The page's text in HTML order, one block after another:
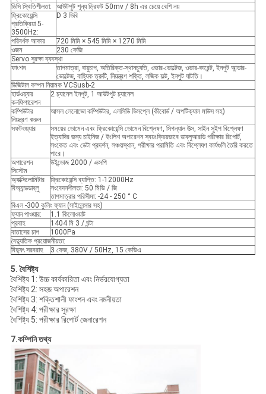
ডিসি স্থিতিশীলতা:
আউটপুট শূন্য ড্রিফট 50mv / 8h এর চেয়ে বেশি নয়
ফ্রিকোয়েন্সি
প্রতিক্রিয়া 5-
3500Hz:
D 3 ডিবি
পরিবর্ধক আকার
720 মিমি × 545 মিমি × 1270 মিমি
ওজন
230 কেজি
Servo সুরক্ষা ব্যবস্থা
ফাংশন
তাপমাত্রা, বায়ুচাপ, অতিরিক্ত-স্থানচ্যুতি, ওভার-ভোল্টেজ, ওভার-কারেন্ট, ইনপুট আন্ডার-
ভোল্টেজ, বাহ্যিক ত্রুটি, নিয়ন্ত্রণ শক্তি, লজিক ফল্ট, ইনপুট ঘাটতি।
ডিজিটাল কম্পন নিয়ামক VCSusb-2
হার্ডওয়্যার
কনফিগারেশন
2 চ্যানেল ইনপুট, 1 আউটপুট চ্যানেল
কম্পিউটার
নিয়ন্ত্রণ করুন
আসল লেনোভো কম্পিউটার, এলসিডি ডিসপ্লে (কীবোর্ড / অপটিক্যাল মাউস সহ)
সফটওয়্যার
সময়ের ডোমেন এবং ফ্রিকোয়েন্সি ডোমেন বিশ্লেষণ, সিগন্যাল উত্স, সাইন সুইপ বিশ্লেষণ
ইত্যাদির জন্য চাইনিজ / ইংলিশ অপারেশন স্বয়ংক্রিয়ভাবে ডাব্লুআরডি পরীক্ষার রিপোর্ট,
সংকেত এবং ডেটা প্রদর্শন, সঞ্চয়স্থান, পরীক্ষার পরামিতি এবং বিশ্লেষণ কার্যগুলি তৈরি করতে
পারে।
অপারেশন
সিস্টেম
উইন্ডোজ 2000 / এক্সপি
অ্যাক্সিলোমিটার
বিঅ্যান্ডডাব্লু
ফ্রিকোয়েন্সি ব্যাপ্তি: 1-12000Hz
সংবেদনশীলতা: 50 মিভি / জি
তাপমাত্রার পরিসীমা: -24 - 250 ° C
বিএল -300 কুলিং ফ্যান (সাইলেন্সার সহ)
ফ্যান পাওয়ার:
1.1 কিলোওয়াট
প্রবাহ
1404 মি 3 / ঘন্টা
বাতাসের চাপ
1000Pa
বৈদ্যুতিক প্রয়োজনীয়তা:
বিদ্যুৎ সরবরাহ
3 ফেজ, 380V / 50Hz, 15 কেভিএ
5. বৈশিষ্ট্য
বৈশিষ্ট্য 1: উচ্চ কার্যকারিতা এবং নির্ভরযোগ্যতা
বৈশিষ্ট্য 2: সহজ অপারেশন
বৈশিষ্ট্য 3: শক্তিশালী ফাংশন এবং নমনীয়তা
বৈশিষ্ট্য 4: পরীক্ষার সুরক্ষা
বৈশিষ্ট্য 5: পরীক্ষার রিপোর্ট জেনারেশন
7.কম্পিনি তথ্য